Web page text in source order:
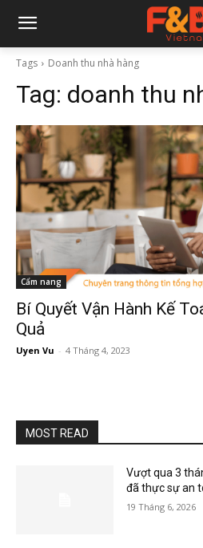
Tags Doanh thu nhà hàng
Tag: doanh thu
Cẩm nang
Bí Quyết Vận Hành Kế
Quả
Uyen Vu - 4 Tháng 4, 2023
MOST READ
Vượt qua 3
đã thực sự an
19 Tháng 6, 2026